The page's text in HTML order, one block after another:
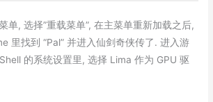
单, 选择”重载菜单”, 在主菜单重新加载之后,
里找到 “Pal” 并进入仙剑奇侠传了. 进入游
的系统设置里, 选择 Lima 作为 GPU 驱